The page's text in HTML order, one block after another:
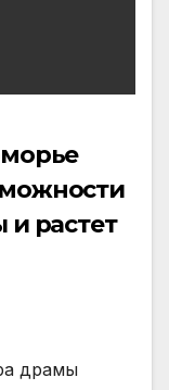
и растет
драмы